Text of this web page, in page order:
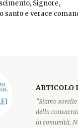
Signore,
santo e verace
ARTICOLO
“Siamo
della
in comunità.